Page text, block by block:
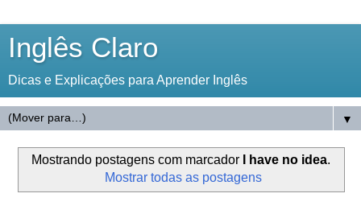
Inglês Claro
Dicas e Explicações para Aprender Inglês
▼
Mostrando postagens com marcador I have no idea.
Mostrar todas as postagens